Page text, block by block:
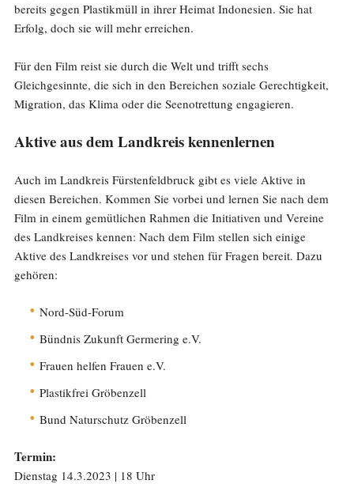
bereits gegen Plastikmüll in ihrer Heimat Indonesien. Sie hat
Erfolg, doch sie will mehr erreichen.
Für den Film reist sie durch die Welt und trifft sechs
Gleichgesinnte, die sich in den Bereichen soziale Gerechtigkeit,
Migration, das Klima oder die Seenotrettung engagieren.
Aktive aus dem Landkreis kennenlernen
Auch im Landkreis Fürstenfeldbruck gibt es viele Aktive in
diesen Bereichen. Kommen Sie vorbei und lernen Sie nach dem
Film in einem gemütlichen Rahmen die Initiativen und Vereine
des Landkreises kennen: Nach dem Film stellen sich einige
Aktive des Landkreises vor und stehen für Fragen bereit. Dazu
gehören:
Nord-Süd-Forum
Bündnis Zukunft Germering e.V.
Frauen helfen Frauen e.V.
Plastikfrei Gröbenzell
Bund Naturschutz Gröbenzell
Termin:
Dienstag 14.3.2023 | 18 Uhr